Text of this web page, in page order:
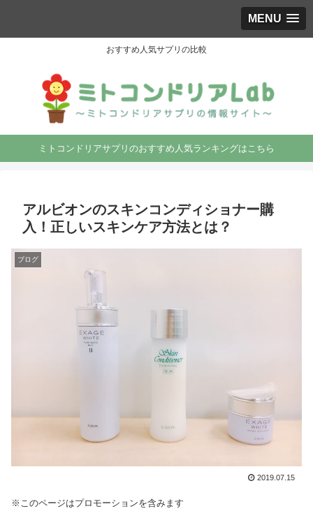
MENU
おすすめ人気サプリの比較
ミトコンドリアサプリのおすすめ人気ランキングはこちら
アルビオンのスキンコンディショナー購
入！正しいスキンケア方法とは？
ブログ
2019.07.15
※このページはプロモーションを含みます